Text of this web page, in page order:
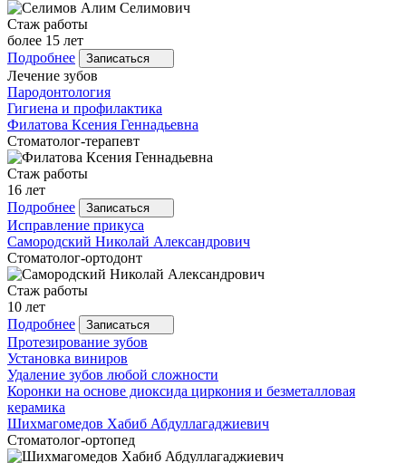
Стаж работы
более 15 лет
Подробнее
Записаться
Лечение зубов
Пародонтология
Гигиена и профилактика
Филатова Ксения Геннадьевна
Стоматолог-терапевт
Стаж работы
16 лет
Подробнее
Записаться
Исправление прикуса
Самородский Николай Александрович
Стоматолог-ортодонт
Стаж работы
10 лет
Подробнее
Записаться
Протезирование зубов
Установка виниров
Удаление зубов любой сложности
Коронки на основе диоксида циркония и безметалловая
керамика
Шихмагомедов Хабиб Абдуллагаджиевич
Стоматолог-ортопед